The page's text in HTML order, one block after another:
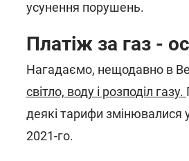
усунення порушень.
Платіж за газ -
Нагадаємо, нещодавно в
світло, воду і розподіл газу.
деякі тарифи змінювалися
2021-го.